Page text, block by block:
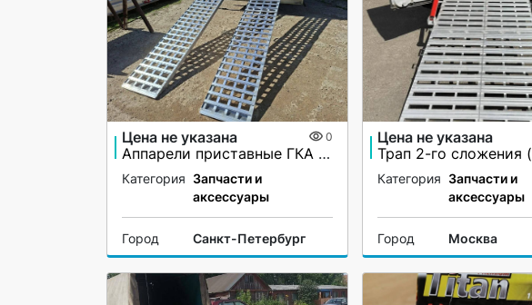
Цена не указана 0
Аппарели приставные ГКА 5.350.40 2/3
Категория Запчасти и
аксессуары
Город Санкт-Петербург
Цена не указана
Категория Запчасти и
аксессуары
Город Москва